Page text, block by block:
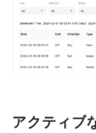
アクティブ